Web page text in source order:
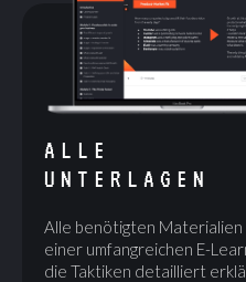
ALLE
UNTERLAGEN
Alle benötigten Materialien
einer umfangreichen E-
die Taktiken detailliert